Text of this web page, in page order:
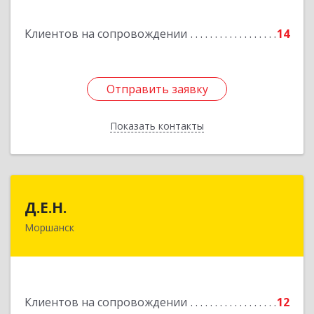
Клиентов на сопровождении 14
Отправить заявку
Показать контакты
Отправить заявку
Назад
Д.Е.Н.
Моршанск
Клиентов на сопровождении 12